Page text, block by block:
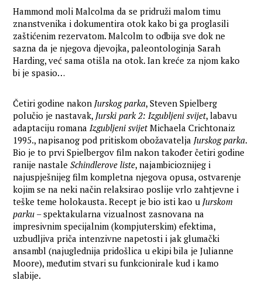
Hammond moli Malcolma da se pridruži malom timu
znanstvenika i dokumentira otok kako bi ga proglasili
zaštićenim rezervatom. Malcolm to odbija sve dok ne
sazna da je njegova djevojka, paleontologinja Sarah
Harding, već sama otišla na otok. Ian kreće za njom kako
bi je spasio…
Četiri godine nakon Jurskog parka, Steven Spielberg
polučio je nastavak, Jurski park 2: Izgubljeni svijet, labavu
adaptaciju romanaIzgubljeni svijetMichaela Crichtonaiz
1995., napisanog pod pritiskom obožavatelja Jurskog parka.
Bio je to prvi Spielbergov film nakon također četiri godine
ranije nastaleSchindlerove liste, najambicioznijeg i
najuspješnijeg film kompletna njegova opusa, ostvarenje
kojim se na neki način relaksirao poslije vrlo zahtjevne i
teške teme holokausta. Recept je bio isti kao u Jurskom
parku – spektakularna vizualnost zasnovana na
impresivnim specijalnim (kompjuterskim) efektima,
uzbudljiva priča intenzivne napetosti i jak glumački
ansambl (najuglednija pridošlica u ekipi bila je Julianne
Moore), međutim stvari su funkcionirale kud i kamo
slabije.